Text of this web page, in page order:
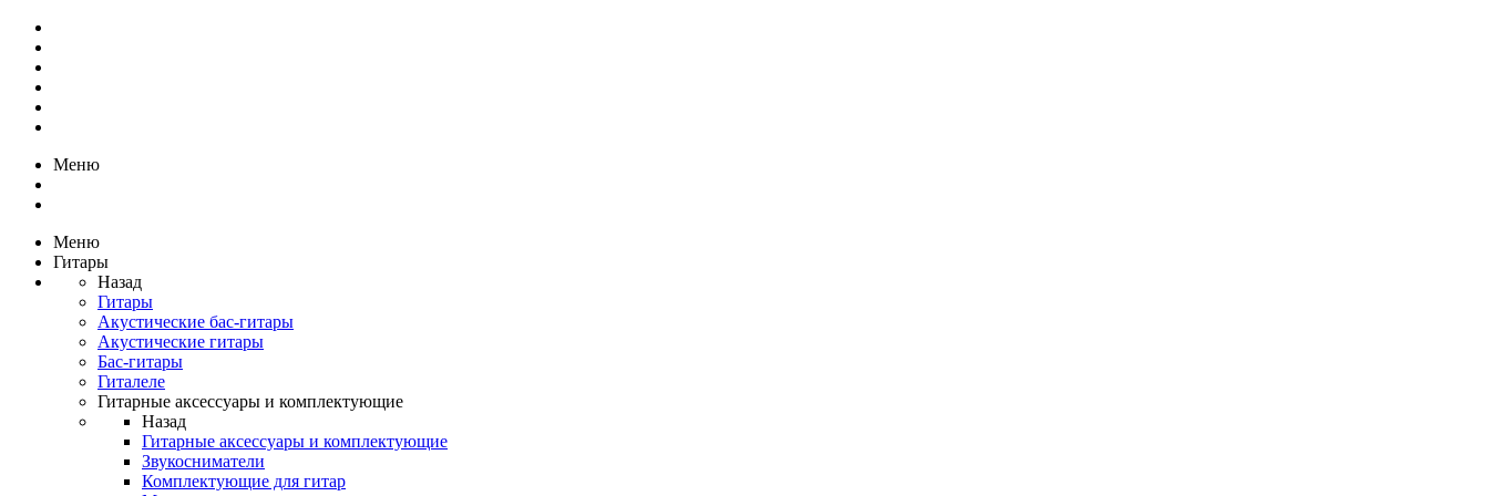
Меню
Меню
Гитары
Назад
Гитары
Акустические бас-гитары
Акустические гитары
Бас-гитары
Гиталеле
Гитарные аксессуары и комплектующие
Назад
Гитарные аксессуары и комплектующие
Звукосниматели
Комплектующие для гитар